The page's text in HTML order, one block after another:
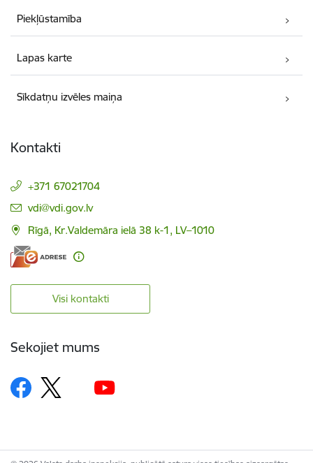
Piekļūstamība
Lapas karte
Sīkdatņu izvēles maiņa
Kontakti
+371 67021704
E-pasts:
vdi@vdi.gov.lv
Rīgā, Kr.Valdemāra ielā 38 k-1, LV–1010
Visi kontakti
Sekojiet mums